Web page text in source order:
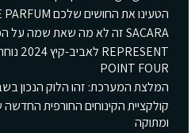
הטעינו את החושים שלכם GUCCI GUILTY ELIXIR DE PARFUM
SACARA זה לא מה שאת שמה על הפנים – זה הפנים
POINT FOUR
המלצת המערכת: זהו הלוק הנכון
קולקציית הקינוחים החורפית החדשה
ומתוקה